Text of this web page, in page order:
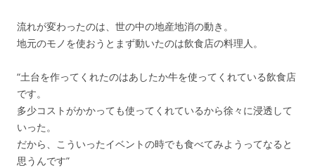
流れが変わったのは、世の中の地産地消の動き。
地元のモノを使おうとまず動いたのは飲食店の料理人。
“土台を作ってくれたのはあしたか牛を使ってくれている飲食店
です。
多少コストがかかっても使ってくれているから徐々に浸透して
いった。
だから、こういったイベントの時でも食べてみようってなると
思うんです”